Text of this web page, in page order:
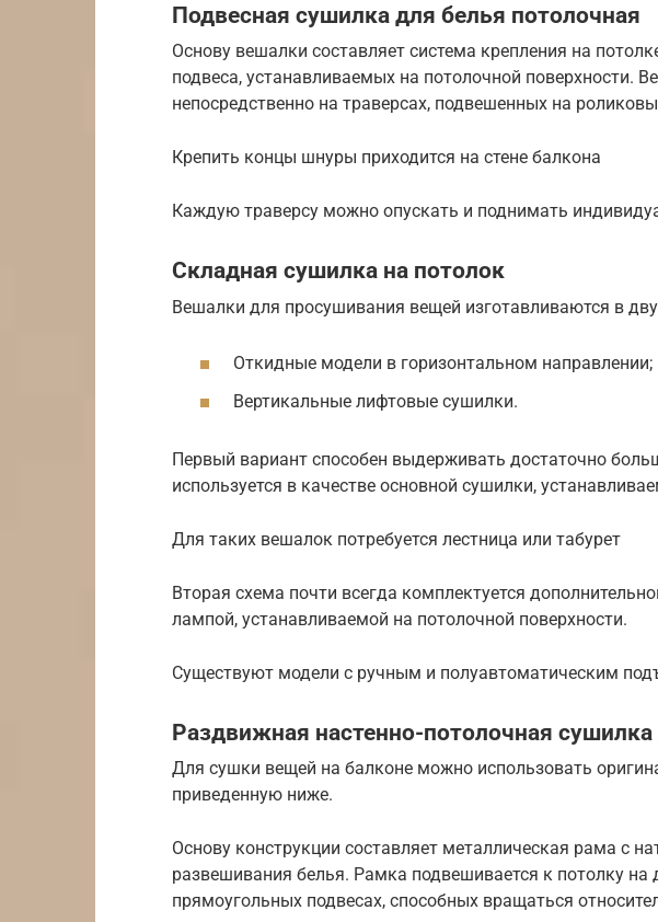
Подвесная сушилка для белья потолочная
Основу вешалки составляет система крепления на
подвеса, устанавливаемых на потолочной поверхности.
непосредственно на траверсах, подвешенных на
Крепить концы шнуры приходится на стене балкона
Каждую траверсу можно опускать и поднимать
Складная сушилка на потолок
Вешалки для просушивания вещей изготавливаются в
Откидные модели в горизонтальном направлении;
Вертикальные лифтовые сушилки.
Первый вариант способен выдерживать достаточно
используется в качестве основной сушилки,
Для таких вешалок потребуется лестница или табурет
Вторая схема почти всегда комплектуется
лампой, устанавливаемой на потолочной поверхности.
Существуют модели с ручным и полуавтоматическим
Раздвижная настенно-потолочная сушилка
Для сушки вещей на балконе можно использовать
приведенную ниже.
Основу конструкции составляет металлическая рама с
развешивания белья. Рамка подвешивается к потолку на
прямоугольных подвесах, способных вращаться